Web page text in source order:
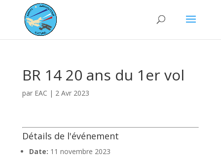
BR 14 20 ans du 1er vol
par EAC | 2 Avr 2023
Détails de l'événement
Date: 11 novembre 2023